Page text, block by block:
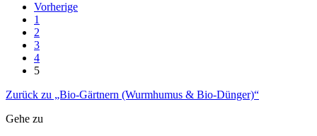
Vorherige
1
2
3
4
5
Zurück zu „Bio-Gärtnern (Wurmhumus & Bio-Dünger)“
Gehe zu